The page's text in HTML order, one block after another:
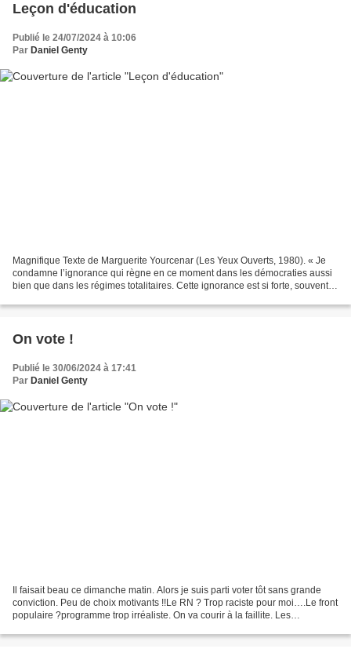
Leçon d'éducation
Publié le 24/07/2024 à 10:06
Par Daniel Genty
Magnifique Texte de Marguerite Yourcenar (Les Yeux Ouverts, 1980). « Je
condamne l’ignorance qui règne en ce moment dans les démocraties aussi
bien que dans les régimes totalitaires. Cette ignorance est si forte, souvent si
On vote !
Publié le 30/06/2024 à 17:41
Par Daniel Genty
Il faisait beau ce dimanche matin. Alors je suis parti voter tôt sans grande
conviction. Peu de choix motivants !!Le RN ? Trop raciste pour moi….Le front
populaire ?programme trop irréaliste. On va courir à la faillite. Les